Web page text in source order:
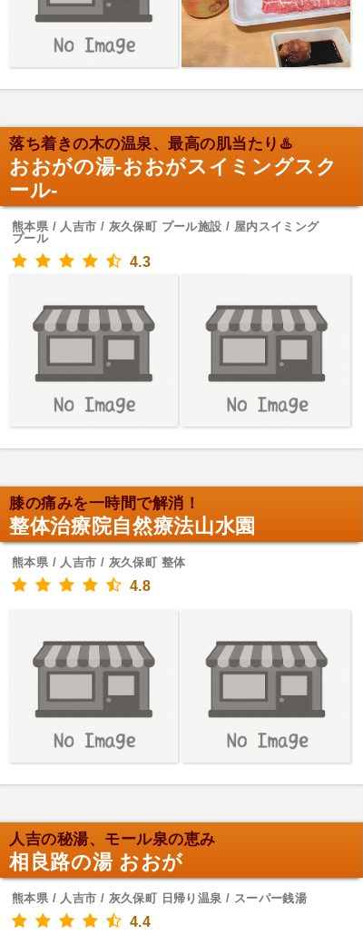
落ち着きの木の温泉、最高の肌当たり♨️
おおがの湯-おおがスイミングスク
ール-
熊本県 / 人吉市 / 灰久保町 プール施設 / 屋内スイミング
プール
4.3
膝の痛みを一時間で解消！
整体治療院自然療法山水園
熊本県 / 人吉市 / 灰久保町 整体
4.8
人吉の秘湯、モール泉の恵み
相良路の湯 おおが
熊本県 / 人吉市 / 灰久保町 日帰り温泉 / スーパー銭湯
4.4